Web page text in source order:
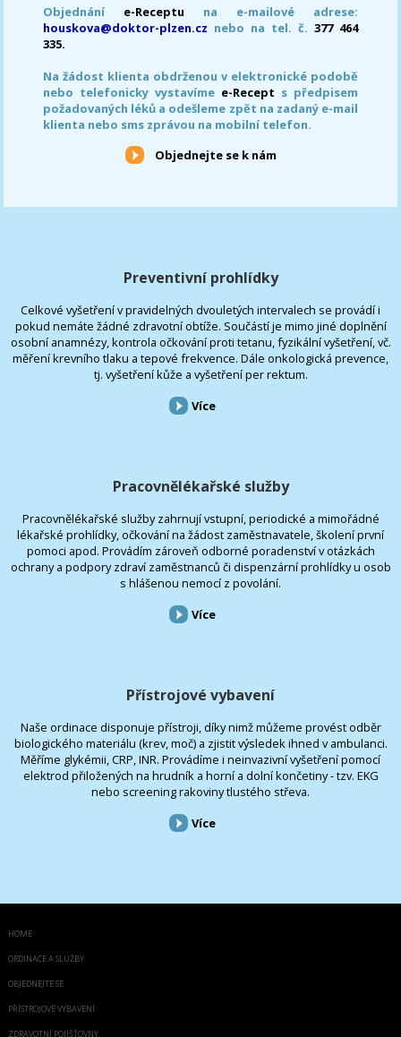
Objednání e-Receptu na e-mailové adrese:
houskova@doktor-plzen.cz nebo na tel. č. 377 464
335.
Na žádost klienta obdrženou v elektronické podobě
nebo telefonicky vystavíme e-Recept s předpisem
požadovaných léků a odešleme zpět na zadaný e-mail
klienta nebo sms zprávou na mobilní telefon.
Objednejte se k nám
Preventivní prohlídky
Celkové vyšetření v pravidelných dvouletých intervalech se provádí i
pokud nemáte žádné zdravotní obtíže. Součástí je mimo jiné doplnění
osobní anamnézy, kontrola očkování proti tetanu, fyzikální vyšetření, vč.
měření krevního tlaku a tepové frekvence. Dále onkologická prevence,
tj. vyšetření kůže a vyšetření per rektum.
Více
Pracovnělékařské služby
Pracovnělékařské služby zahrnují vstupní, periodické a mimořádné
lékařské prohlídky, očkování na žádost zaměstnavatele, školení první
pomoci apod. Provádím zároveň odborné poradenství v otázkách
ochrany a podpory zdraví zaměstnanců či dispenzární prohlídky u osob
s hlášenou nemocí z povolání.
Více
Přístrojové vybavení
Naše ordinace disponuje přístroji, díky nimž můžeme provést odběr
biologického materiálu (krev, moč) a zjistit výsledek ihned v ambulanci.
Měříme glykémii, CRP, INR. Provádíme i neinvazivní vyšetření pomocí
elektrod přiložených na hrudník a horní a dolní končetiny - tzv. EKG
nebo screening rakoviny tlustého střeva.
Více
HOME
ORDINACE A SLUŽBY
OBJEDNEJTE SE
PŘÍSTROJOVÉ VYBAVENÍ
ZDRAVOTNÍ POJIŠŤOVNY